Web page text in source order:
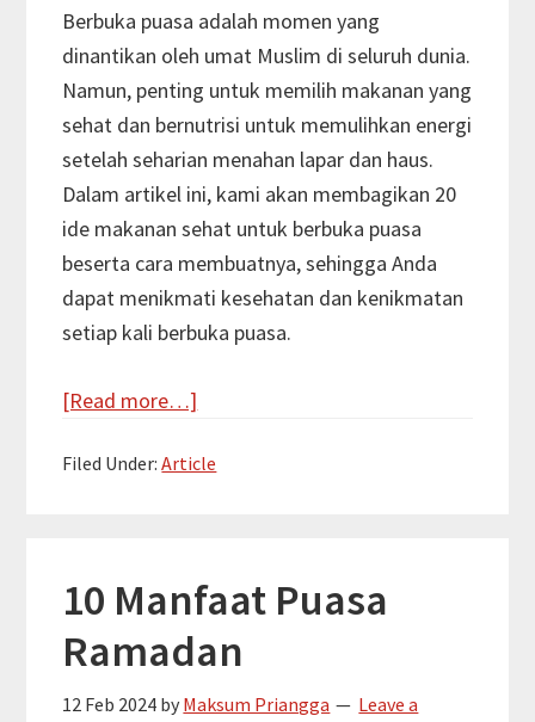
Berbuka puasa adalah momen yang
dinantikan oleh umat Muslim di seluruh dunia.
Namun, penting untuk memilih makanan yang
sehat dan bernutrisi untuk memulihkan energi
setelah seharian menahan lapar dan haus.
Dalam artikel ini, kami akan membagikan 20
ide makanan sehat untuk berbuka puasa
beserta cara membuatnya, sehingga Anda
dapat menikmati kesehatan dan kenikmatan
setiap kali berbuka puasa.
[Read more…]
Ide
Berbuka
Puasa
Filed Under:Article
10 Manfaat Puasa
Ramadan
12 Feb 2024 by Maksum Priangga
Leave a